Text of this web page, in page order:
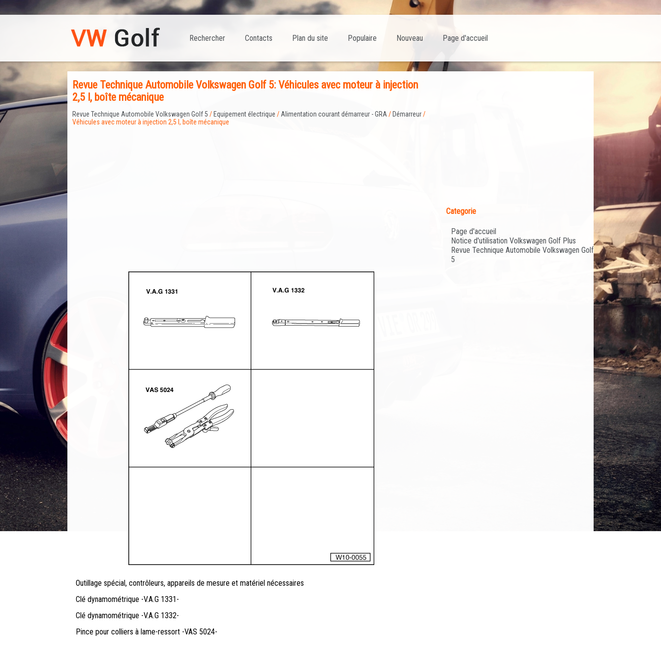
Page d'accueil
Nouveau
Populaire
Plan du site
Contacts
Rechercher
Revue Technique Automobile Volkswagen Golf 5: Véhicules avec moteur à injection
2,5 l, boîte mécanique
Revue Technique Automobile Volkswagen Golf 5 / Equipement électrique /Alimentation courant démarreur - GRA/ Démarreur/
Véhicules avec moteur à injection 2,5 l, boîte mécanique
Outillage spécial, contrôleurs, appareils de mesure et matériel nécessaires
Clé dynamométrique -V.A.G 1331-
Clé dynamométrique -V.A.G 1332-
Pince pour colliers à lame-ressort -VAS 5024-
Categorie
Page d'accueil
Notice d'utilisation Volkswagen Golf Plus
Revue Technique Automobile Volkswagen Golf
5